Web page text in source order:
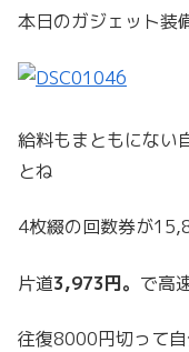
本日のガジェット装
給料もまともにない
とね
4枚綴の回数券が
片道3,973円。 で高
往復8000円切って